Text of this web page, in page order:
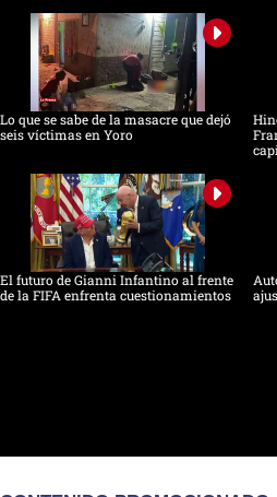
Lo que se sabe de la masacre que dejó
seis víctimas en Yoro
El futuro de Gianni Infantino al frente
de la FIFA enfrenta cuestionamientos